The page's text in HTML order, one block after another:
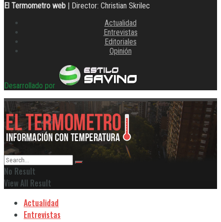
El Termometro web | Director: Christian Skrilec
Actualidad
Entrevistas
Editoriales
Opinión
Desarrollado por
No Result
View All Result
Actualidad
Entrevistas